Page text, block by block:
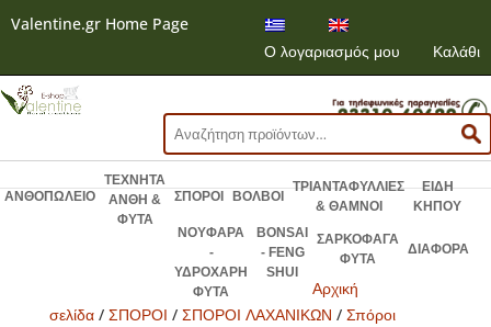
Valentine.gr Home Page
Ο λογαριασμός μου
Καλάθι
Αναζήτηση
για:
ΑΝΘΟΠΩΛΕΙΟ
ΤΕΧΝΗΤΑ
ΑΝΘΗ &
ΦΥΤΑ
ΣΠΟΡΟΙ ΒΟΛΒΟΙ
ΤΡΙΑΝΤΑΦΥΛΛΙΕΣ
& ΘΑΜΝΟΙ
ΕΙΔΗ
ΚΗΠΟΥ
ΝΟΥΦΑΡΑ
-
ΥΔΡΟΧΑΡΗ
ΦΥΤΑ
BONSAI
- FENG
SHUI
ΣΑΡΚΟΦΑΓΑ
ΦΥΤΑ
ΔΙΑΦΟΡΑ
Αρχική
σελίδα/ ΣΠΟΡΟΙ / ΣΠΟΡΟΙ ΛΑΧΑΝΙΚΩΝ / Σπόροι